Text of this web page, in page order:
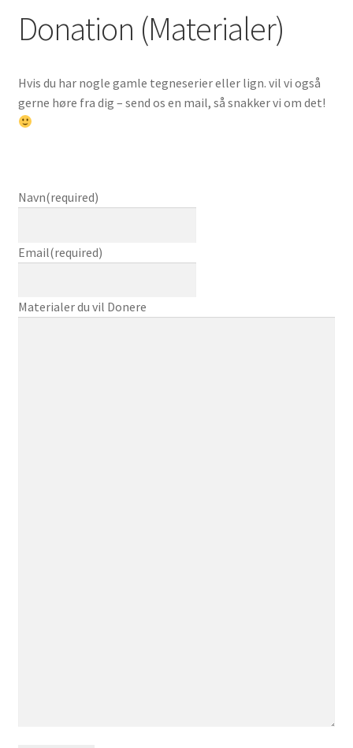
Vipps MobilPay Kassen
Donation (Materialer)
Hvis du har nogle gamle tegneserier eller lign. vil vi også
gerne høre fra dig – send os en mail, så snakker vi om det!
Navn(required)
Email(required)
Materialer du vil Donere